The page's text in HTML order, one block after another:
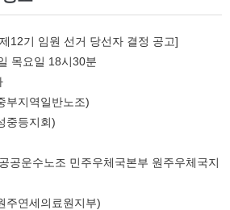
12기 임원 선거 당선자 결정 공고]
목요일 18시30분
부지역일반노조)
중등지회)
공운수노조 민주우체국본부 원주우체국지
주연세의료원지부)